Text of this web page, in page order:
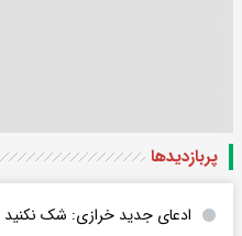
پربازدید‌ها
ادعای جدید خرازی: شک نکنید